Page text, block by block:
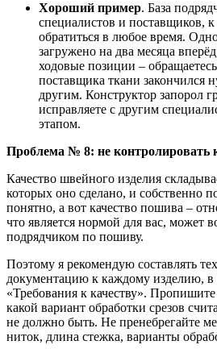
Хороший пример. База
специалистов и поставщиков,
обратиться в любое время.
загружено на два месяца
ходовые позиции –
поставщика ткани закончился
другим. Конструктор запорол
исправляете с другим
этапом.
Проблема № 8: не контролировать
Качество швейного изделия
которых оно сделано, и собственно
понятно, а вот качество пошива –
что является нормой для вас, может
подрядчиком по пошиву.
Поэтому я рекомендую составлять
документацию к каждому изделию, в
«Требования к качеству».
какой вариант обработки срезов
не должно быть. Не пренебрегайте
ниток, длина стежка, варианты